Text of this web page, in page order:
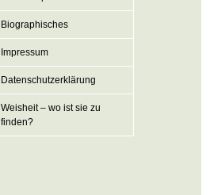
Biographisches
Impressum
Datenschutzerklärung
Weisheit – wo ist sie zu
finden?